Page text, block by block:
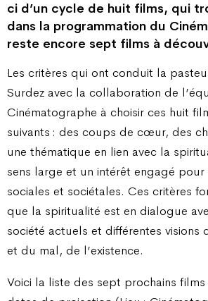
ci d’un cycle de huit films, qui
dans la programmation du
reste encore sept films à
Les critères qui ont conduit la
Surdez avec la collaboration de
Cinématographe à choisir ces huit
suivants : des coups de cœur, des
une thématique en lien avec la
sens large et un intérêt engagé pour
sociales et sociétales. Ces critères
que la spiritualité est en dialogue
société actuels et différentes visions
et du mal, de l’existence.
Voici la liste des sept prochains